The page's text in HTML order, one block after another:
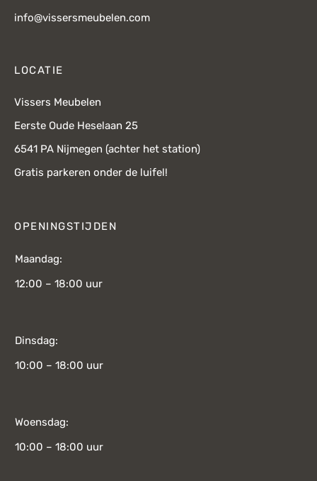
info@vissersmeubelen.com
LOCATIE
Vissers Meubelen
Eerste Oude Heselaan 25
6541 PA Nijmegen (achter het station)
Gratis parkeren onder de luifel!
OPENINGSTIJDEN
Maandag:
12:00 – 18:00 uur
Dinsdag:
10:00 – 18:00 uur
Woensdag:
10:00 – 18:00 uur